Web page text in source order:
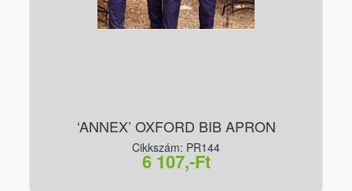
‘ANNEX’ OXFORD BIB APRON
Cikkszám: PR144
6 107,-Ft